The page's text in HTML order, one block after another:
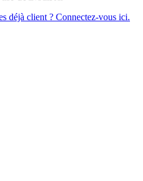
déjà client ? Connectez-vous ici.